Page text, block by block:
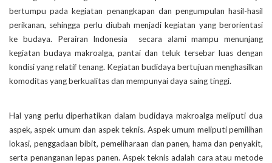
bertumpu pada kegiatan penangkapan dan pengumpulan hasil-hasil
perikanan, sehingga perlu diubah menjadi kegiatan yang berorientasi
ke budaya. Perairan Indonesia secara alami mampu menunjang
kegiatan budaya makroalga, pantai dan teluk tersebar luas dengan
kondisi yang relatif tenang. Kegiatan budidaya bertujuan menghasilkan
komoditas yang berkualitas dan mempunyai daya saing tinggi.
Hal yang perlu diperhatikan dalam budidaya makroalga meliputi dua
aspek, aspek umum dan aspek teknis. Aspek umum meliputi pemilihan
lokasi, penggadaan bibit, pemeliharaan dan panen, hama dan penyakit,
serta penanganan lepas panen. Aspek teknis adalah cara atau metode